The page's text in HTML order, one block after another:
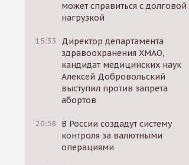
может справиться с долговой
нагрузкой
15:33
Директор департамента
здравоохранения ХМАО,
кандидат медицинских наук
Алексей Добровольский
выступил против запрета
абортов
20:58
В России создадут систему
контроля за валютными
операциями